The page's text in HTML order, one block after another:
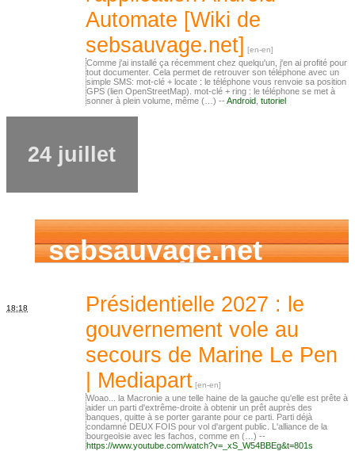
Automate [Wiki de
sebsauvage.net]
Comme j'ai installé ça récemment chez quelqu'un, j'en ai profité pour
tout documenter. Cela permet de retrouver son téléphone avec un
simple SMS: mot-clé + locate : le téléphone vous renvoie sa position
GPS (lien OpenStreetMap). mot-clé + ring : le téléphone se met à
sonner à plein volume, même (…) -- Android tutoriel
24 juillet
sebsauvage.net
18:18
Présidentielle 2027 : le
gouvernement vole au
secours de Marine Le Pen
| Mediapart
Woao... la Macronie a une telle haine de la gauche qu'elle est prête à
aider un parti d'extrême-droite à obtenir un prêt auprès des
banques, quitte à se porter garante pour ce parti. Parti déjà
condamné DEUX FOIS pour vol d'argent public. L'alliance de la
bourgeoisie avec les fachos, comme en (…) --
https://www.youtube.com/watch?v=_xS_W54BBEg&t=801s